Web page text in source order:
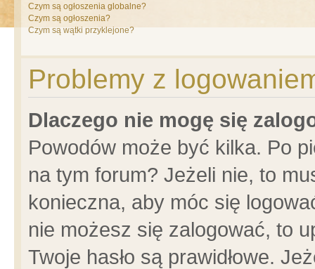
Czym są ogłoszenia globalne?
Czym są ogłoszenia?
Czym są wątki przyklejone?
Problemy z
Dlaczego nie mogę się
Powodów może być kilka. Po
na tym forum? Jeżeli nie, to
konieczna, aby móc się
nie możesz się zalogować, to
Twoje hasło są prawidłowe.